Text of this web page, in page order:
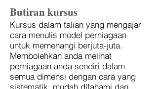
Butiran kursus
Kursus dalam talian yang mengajar
cara menulis model perniagaan
untuk memenangi berjuta-juta.
Membolehkan anda melihat
perniagaan anda sendiri dalam
semua dimensi dengan cara yang
sistematik, mudah difahami dan